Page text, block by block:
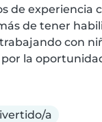
de experiencia
de tener
con
la
a